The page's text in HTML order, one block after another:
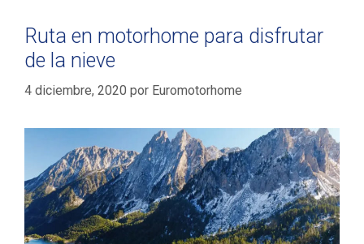
Ruta en motorhome para disfrutar
de la nieve
4 diciembre, 2020 por Euromotorhome